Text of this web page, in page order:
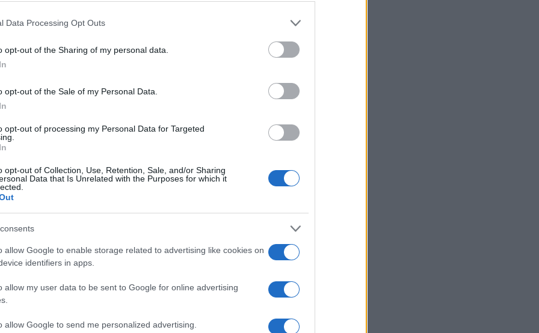
Data Processing Opt Outs
opt-out of the Sharing of my personal data.
opt-out of the Sale of my Personal Data.
opt-out of processing my Personal Data for Targeted
opt-out of Collection, Use, Retention, Sale, and/or Sharing
Data that Is Unrelated with the Purposes for which it
allow Google to enable storage related to advertising like cookies on
identifiers in apps.
allow my user data to be sent to Google for online advertising
allow Google to send me personalized advertising.
αυγά, το γιαούρτι, το ελαιόλαδο, τον άνηθο, τον
να γίνει ομοιόμορφη γέμιση.
τα σκεπάζουμε με μια ελαφρώς νωπή πετσέτα για
σε μέτρια φωτιά και ρίχνουμε λίγο ελαιόλαδο.
άκρες να περισσεύουν έξω από το τηγάνι. Αλείφουμε
με άλλα 2 φύλλα, επίσης λαδωμένα ανάμεσα.
η πίτα.
λεπτά από κάθε πλευρά, μέχρι να ροδίσει καλά και